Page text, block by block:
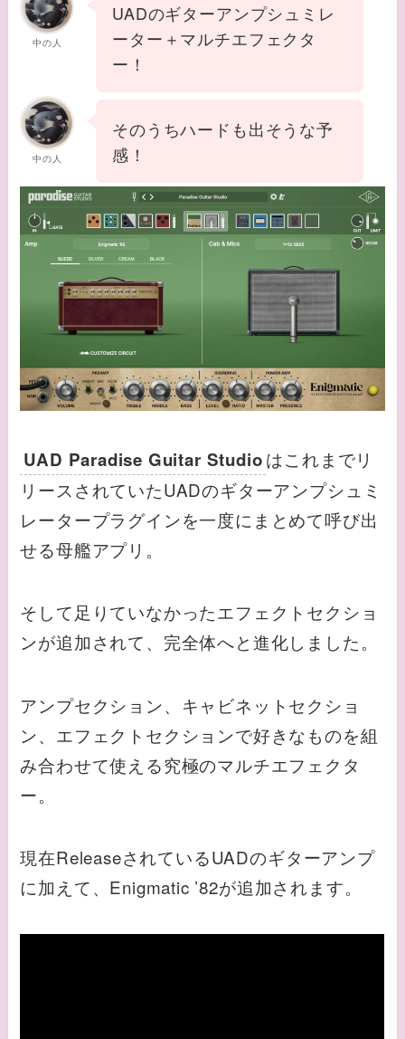
中の人
UADのギターアンプシュミレ
ーター＋マルチエフェクタ
ー！
中の人
そのうちハードも出そうな予
感！
UAD Paradise Guitar Studioはこれまでリ
リースされていたUADのギターアンプシュミ
レータープラグインを一度にまとめて呼び出
せる母艦アプリ。
そして足りていなかったエフェクトセクショ
ンが追加されて、完全体へと進化しました。
アンプセクション、キャビネットセクショ
ン、エフェクトセクションで好きなものを組
み合わせて使える究極のマルチエフェクタ
ー。
現在ReleaseされているUADのギターアンプ
に加えて、Enigmatic ’82が追加されます。